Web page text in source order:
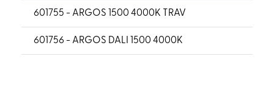
601755 - ARGOS 1500 4000K TRAV
601756 - ARGOS DALI 1500 4000K